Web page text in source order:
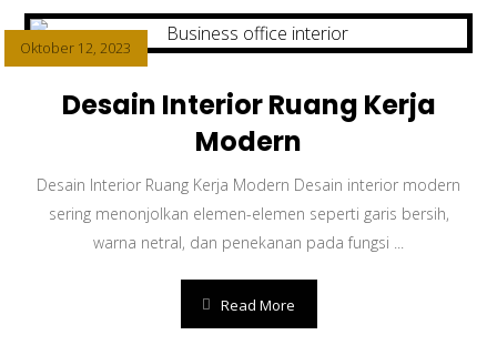
Desain Interior Ruang Kerja
Modern
Oktober 12, 2023
Desain Interior Ruang Kerja Modern Desain interior modern
sering menonjolkan elemen-elemen seperti garis bersih,
warna netral, dan penekanan pada fungsi ...
Read More